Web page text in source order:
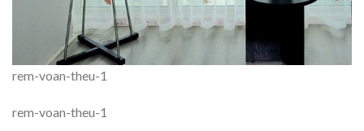
rem-voan-theu-1
rem-voan-theu-1